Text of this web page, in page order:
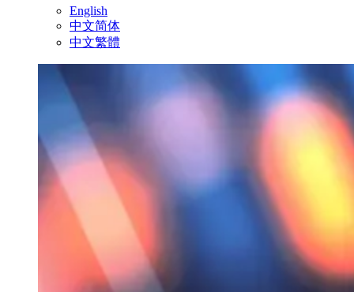
English
中文简体
中文繁體